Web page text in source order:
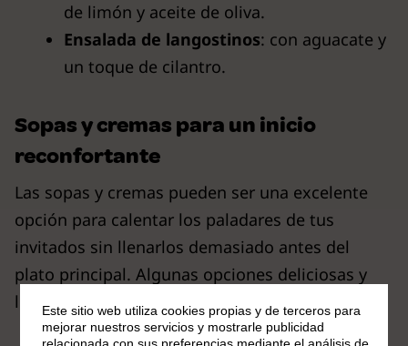
de limón y aceite de oliva.
Ensalada de langostinos: con aguacate y
un toque de cilantro.
Sopas y cremas para un inicio
reconfortante
Las sopas y cremas pueden ser una excelente
opción para calentar los paladares de tus
invitados sin llenarlos demasiado antes del
plato principal. Algunas opciones deliciosas y
ligeras son:
Sopa de marisco: con un caldo claro y
Este sitio web utiliza cookies propias y de terceros para
mejorar nuestros servicios y mostrarle publicidad
relacionada con sus preferencias mediante el análisis de